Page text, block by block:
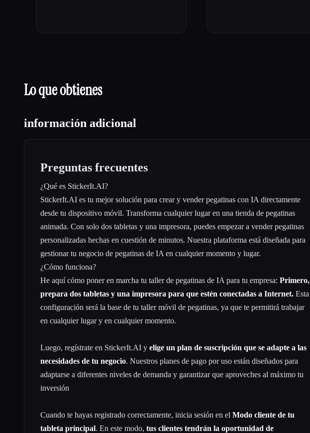
Lo que obtienes
información adicional
Preguntas frecuentes
¿Qué es StickerIt.AI?
StickerIt.AI es tu mejor solución para crear y vender pegatinas con IA directamente
desde tu dispositivo móvil. Transforma cualquier lugar en una tienda de pegatinas
animada. Con solo dos tabletas y una impresora, puedes empezar a vender pegatinas
personalizadas hechas en cuestión de minutos. Nuestra plataforma está diseñada para
gestionar tu negocio de pegatinas de IA en cualquier momento y lugar.
¿Cómo funciona?
He aquí cómo poner en marcha tu taller de pegatinas de IA para tu empresa: Primero,
prepara dos tabletas y una impresora para que estén conectadas a Internet. Esta
configuración será la base de tu taller móvil de pegatinas, ya que te permitirá trabajar
en cualquier lugar y en cualquier momento.
Luego, regístrate en StickerIt.AI y elige un plan de suscripción que se adapte a las
necesidades de tu negocio. Nuestros planes de pago por uso están diseñados para
adaptarse a diferentes niveles de demanda y garantizar que aproveches al máximo tu
inversión
Cuando te hayas registrado correctamente, inicia sesión en el Modo cliente de tu
tableta principal. En este modo, tus clientes tendrán la oportunidad de